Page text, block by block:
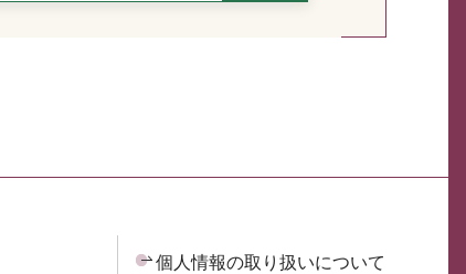
個人情報の取り扱いについて